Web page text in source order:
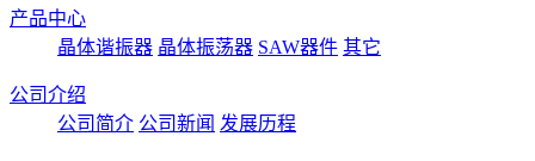
产品中心
晶体谐振器 晶体振荡器 SAW器件 其它
公司介绍
公司简介 公司新闻 发展历程